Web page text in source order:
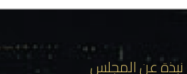
نبذة عن المجلس